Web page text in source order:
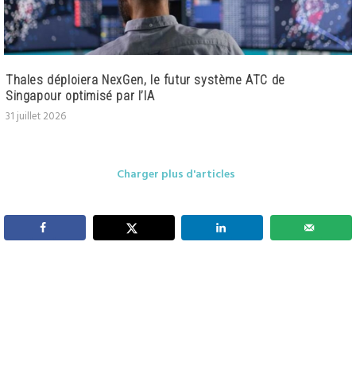
Thales déploiera NexGen, le futur système ATC de
Singapour optimisé par l’IA
31 juillet 2026
Charger plus d'articles